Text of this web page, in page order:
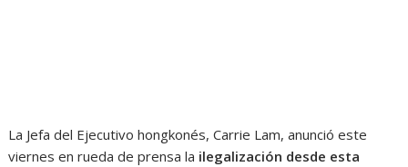
La Jefa del Ejecutivo hongkonés, Carrie Lam, anunció este
viernes en rueda de prensa la ilegalización desde esta